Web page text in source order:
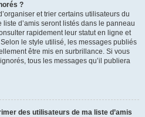
?
et trier certains utilisateurs du
d’amis seront listés dans le panneau
rapidement leur statut en ligne et
le style utilisé, les messages publiés
être mis en surbrillance. Si vous
tous les messages qu’il publiera
des utilisateurs de ma liste d’amis